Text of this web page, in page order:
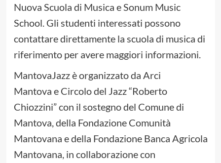
Nuova Scuola di Musica e Sonum Music
School. Gli studenti interessati possono
contattare direttamente la scuola di musica di
riferimento per avere maggiori informazioni.
MantovaJazz è organizzato da Arci
Mantova e Circolo del Jazz “Roberto
Chiozzini” con il sostegno del Comune di
Mantova, della Fondazione Comunità
Mantovana e della Fondazione Banca Agricola
Mantovana, in collaborazione con